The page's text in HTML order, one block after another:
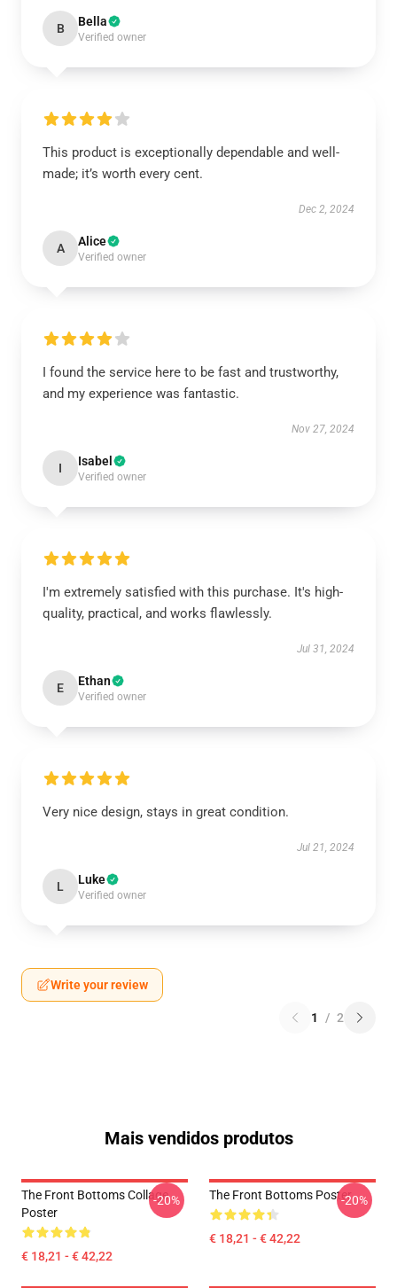
B Bella
Verified owner
This product is exceptionally dependable and well-
made; it’s worth every cent.
Dec 2, 2024
A Alice
Verified owner
I found the service here to be fast and trustworthy,
and my experience was fantastic.
Nov 27, 2024
I Isabel
Verified owner
I'm extremely satisfied with this purchase. It's high-
quality, practical, and works flawlessly.
Jul 31, 2024
E Ethan
Verified owner
Very nice design, stays in great condition.
Jul 21, 2024
L Luke
Verified owner
Write your review
1 / 2
Mais vendidos produtos
The Front Bottoms Collage
Poster
€ 18,21 - € 42,22
-20% The Front Bottoms Poster
€ 18,21 - € 42,22
-20%